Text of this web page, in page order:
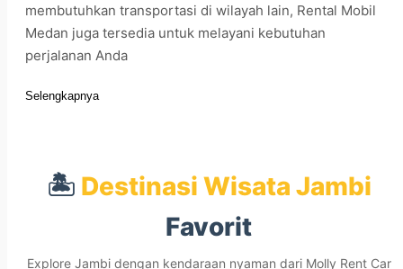
membutuhkan transportasi di wilayah lain, Rental Mobil
Medan juga tersedia untuk melayani kebutuhan
perjalanan Anda
Selengkapnya
🏝️ Destinasi Wisata Jambi
Favorit
Explore Jambi dengan kendaraan nyaman dari Molly Rent Car